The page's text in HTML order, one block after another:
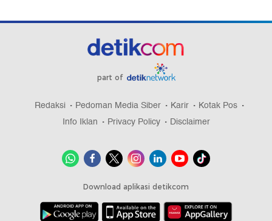
part of
Redaksi Pedoman Media Siber Karir
Kotak Pos
Info Iklan
Privacy Policy Disclaimer
Download aplikasi detikcom